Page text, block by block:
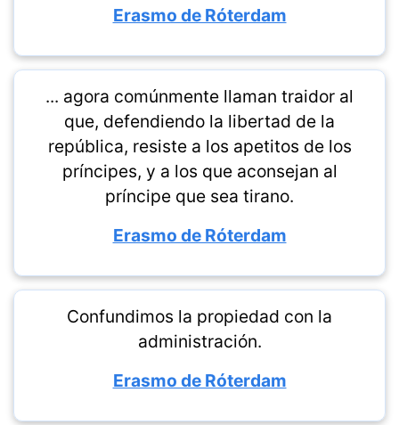
Erasmo de Róterdam
... agora comúnmente llaman traidor al
que, defendiendo la libertad de la
república, resiste a los apetitos de los
príncipes, y a los que aconsejan al
príncipe que sea tirano.
Erasmo de Róterdam
Confundimos la propiedad con la
administración.
Erasmo de Róterdam